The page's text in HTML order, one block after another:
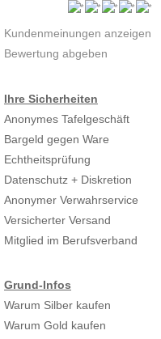
Kundenmeinungen anzeigen
Bewertung abgeben
Ihre Sicherheiten
Anonymes Tafelgeschäft
Bargeld gegen Ware
Echtheitsprüfung
Datenschutz + Diskretion
Anonymer Verwahrservice
Versicherter Versand
Mitglied im Berufsverband
Grund-Infos
Warum Silber kaufen
Warum Gold kaufen